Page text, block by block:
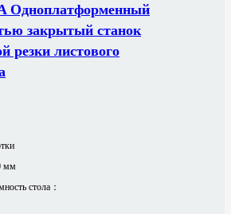
Одноплатформенный
закрытый станок
резки листового
мм
стола：